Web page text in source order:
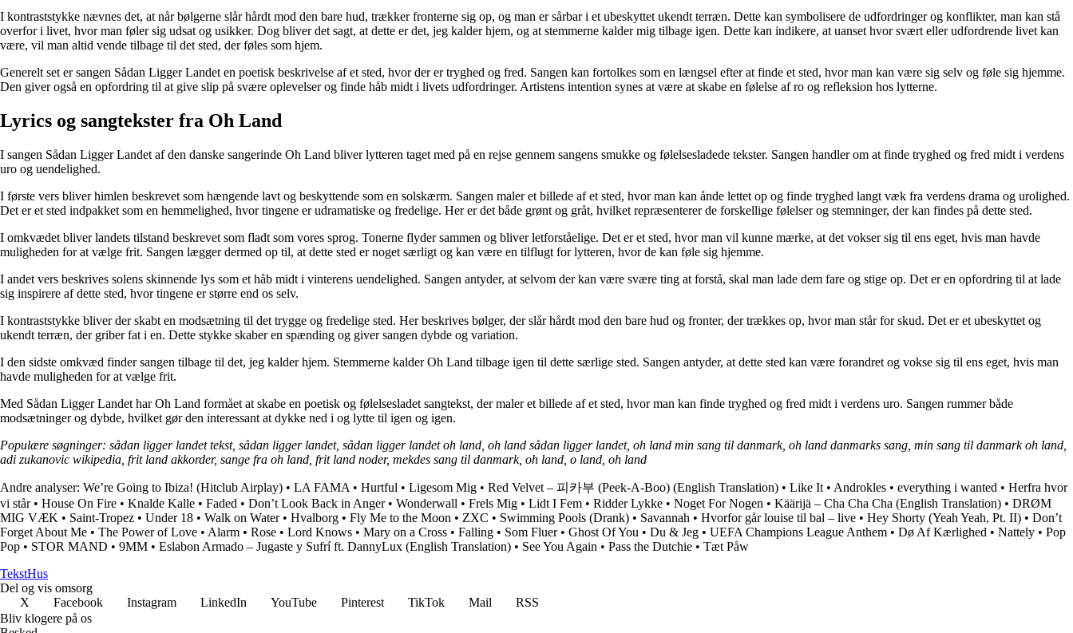
I kontraststykke nævnes det, at når bølgerne slår hårdt mod den bare hud, trækker fronterne sig op, og man er sårbar i et ubeskyttet ukendt terræn. Dette kan symbolisere de udfordringer og konflikter, man kan stå
overfor i livet, hvor man føler sig udsat og usikker. Dog bliver det sagt, at dette er det, jeg kalder hjem, og at stemmerne kalder mig tilbage igen. Dette kan indikere, at uanset hvor svært eller udfordrende livet kan
være, vil man altid vende tilbage til det sted, der føles som hjem.
Generelt set er sangen Sådan Ligger Landet en poetisk beskrivelse af et sted, hvor der er tryghed og fred. Sangen kan fortolkes som en længsel efter at finde et sted, hvor man kan være sig selv og føle sig hjemme.
Den giver også en opfordring til at give slip på svære oplevelser og finde håb midt i livets udfordringer. Artistens intention synes at være at skabe en følelse af ro og refleksion hos lytterne.
Lyrics og sangtekster fra Oh Land
I sangen Sådan Ligger Landet af den danske sangerinde Oh Land bliver lytteren taget med på en rejse gennem sangens smukke og følelsesladede tekster. Sangen handler om at finde tryghed og fred midt i verdens
uro og uendelighed.
I første vers bliver himlen beskrevet som hængende lavt og beskyttende som en solskærm. Sangen maler et billede af et sted, hvor man kan ånde lettet op og finde tryghed langt væk fra verdens drama og urolighed.
Det er et sted indpakket som en hemmelighed, hvor tingene er udramatiske og fredelige. Her er det både grønt og gråt, hvilket repræsenterer de forskellige følelser og stemninger, der kan findes på dette sted.
I omkvædet bliver landets tilstand beskrevet som fladt som vores sprog. Tonerne flyder sammen og bliver letforståelige. Det er et sted, hvor man vil kunne mærke, at det vokser sig til ens eget, hvis man havde
muligheden for at vælge frit. Sangen lægger dermed op til, at dette sted er noget særligt og kan være en tilflugt for lytteren, hvor de kan føle sig hjemme.
I andet vers beskrives solens skinnende lys som et håb midt i vinterens uendelighed. Sangen antyder, at selvom der kan være svære ting at forstå, skal man lade dem fare og stige op. Det er en opfordring til at lade
sig inspirere af dette sted, hvor tingene er større end os selv.
I kontraststykke bliver der skabt en modsætning til det trygge og fredelige sted. Her beskrives bølger, der slår hårdt mod den bare hud og fronter, der trækkes op, hvor man står for skud. Det er et ubeskyttet og
ukendt terræn, der griber fat i en. Dette stykke skaber en spænding og giver sangen dybde og variation.
I den sidste omkvæd finder sangen tilbage til det, jeg kalder hjem. Stemmerne kalder Oh Land tilbage igen til dette særlige sted. Sangen antyder, at dette sted kan være forandret og vokse sig til ens eget, hvis man
havde muligheden for at vælge frit.
Med Sådan Ligger Landet har Oh Land formået at skabe en poetisk og følelsesladet sangtekst, der maler et billede af et sted, hvor man kan finde tryghed og fred midt i verdens uro. Sangen rummer både
modsætninger og dybde, hvilket gør den interessant at dykke ned i og lytte til igen og igen.
Populære søgninger: sådan ligger landet tekst, sådan ligger landet, sådan ligger landet oh land, oh land sådan ligger landet, oh land min sang til danmark, oh land danmarks sang, min sang til danmark oh land,
adi zukanovic wikipedia, frit land akkorder, sange fra oh land, frit land noder, mekdes sang til danmark, oh land, o land, oh land
Andre analyser: We’re Going to Ibiza! (Hitclub Airplay) • LA FAMA • Hurtful • Ligesom Mig • Red Velvet – 피카부 (Peek-A-Boo) (English Translation) • Like It • Androkles • ​everything i wanted • Herfra hvor
vi står• House On Fire • Knalde Kalle • Faded • Don’t Look Back in Anger• Wonderwall • Frels Mig • Lidt I Fem • Ridder Lykke • Noget For Nogen • Käärijä – Cha Cha Cha (English Translation) • DRØM
MIG VÆK • Saint-Tropez • Under 18 • Walk on Water• Hvalborg • Fly Me to the Moon • ZXC • Swimming Pools (Drank) • Savannah • Hvorfor går louise til bal – live • Hey Shorty (Yeah Yeah, Pt. II) • Don’t
Forget About Me • The Power of Love • Alarm • Rose • Lord Knows • Mary on a Cross • Falling • Som Fluer• Ghost Of You • Du & Jeg • UEFA Champions League Anthem • Dø Af Kærlighed • Nattely • Pop
Pop • STOR MAND • 9MM • Eslabon Armado – Jugaste y Sufrí ft. DannyLux (English Translation) • See You Again • Pass the Dutchie • Tæt Påw
TekstHus
Del og vis omsorg
X
Facebook Instagram LinkedIn YouTube Pinterest TikTok Mail
RSS
Bliv klogere på os